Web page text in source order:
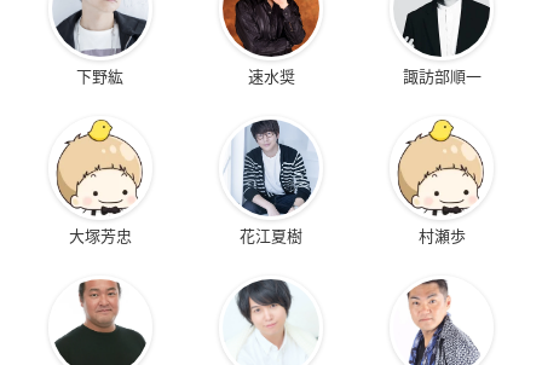
下野紘 速水奨 諏訪部順一
大塚芳忠 花江夏樹 村瀬歩